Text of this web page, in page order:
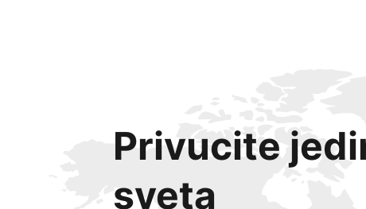
Privucite
sveta